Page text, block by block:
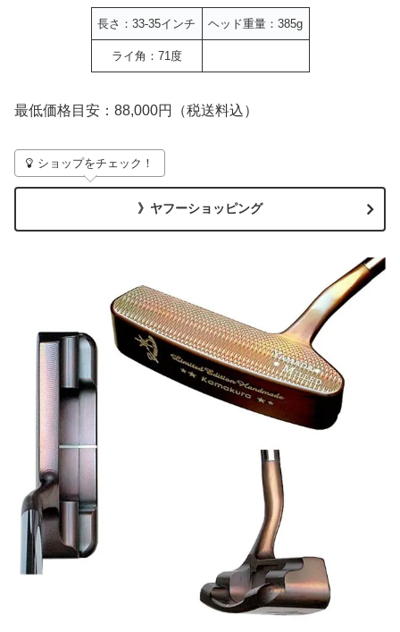
長さ：33-35インチ ヘッド重量：385g
ライ角：71度
最低価格目安：88,000円（税送料込）
ショップをチェック！
》ヤフーショッピング